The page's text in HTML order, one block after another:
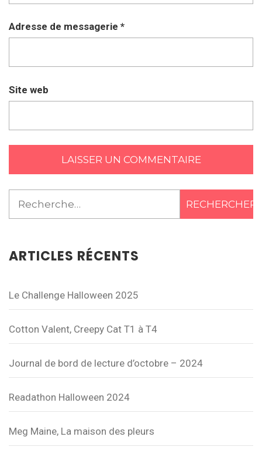
Adresse de messagerie *
Site web
ARTICLES RÉCENTS
Le Challenge Halloween 2025
Cotton Valent, Creepy Cat T1 à T4
Journal de bord de lecture d’octobre – 2024
Readathon Halloween 2024
Meg Maine, La maison des pleurs